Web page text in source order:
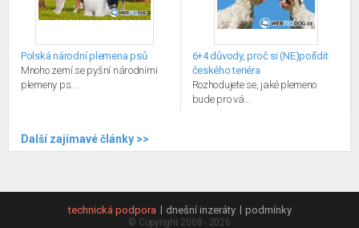
Polská národní plemena psů
Mnoho zemí se pyšní národními
plemeny ps...
6+4 důvody, proč si (NE)pořídit
českého teriéra
Rozhodujete se, jaké plemeno
bude pro vá...
Další zajímavé články >>
technická podpora dnešní inzeráty podmínky
© Copyright 2008 - 2026